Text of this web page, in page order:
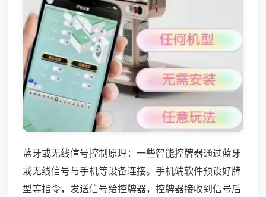
蓝牙或无线信号控制原理：一些智能控牌器通过蓝牙
或无线信号与手机等设备连接。手机端软件预设好牌
型等指令，发送信号给控牌器，控牌器接收到信号后